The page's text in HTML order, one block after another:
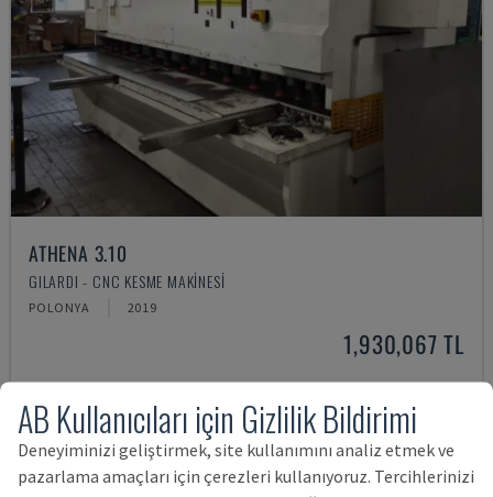
ATHENA 3.10
GILARDI - CNC KESME MAKINESI
POLONYA 2019
1,930,067 TL
AB Kullanıcıları için Gizlilik Bildirimi
Deneyiminizi geliştirmek, site kullanımını analiz etmek ve
pazarlama amaçları için çerezleri kullanıyoruz. Tercihlerinizi